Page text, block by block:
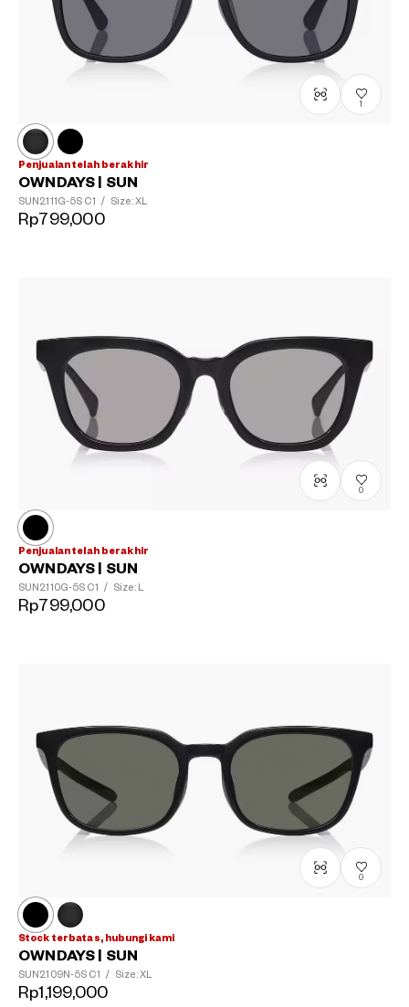
1
Penjualan telah berakhir
OWNDAYS | SUN
SUN2111G-5S C1 / Size: XL
Rp799,000
0
Penjualan telah berakhir
OWNDAYS | SUN
SUN2110G-5S C1 / Size: L
Rp799,000
0
Stock terbatas, hubungi kami
OWNDAYS | SUN
SUN2109N-5S C1 / Size: XL
Rp1,199,000